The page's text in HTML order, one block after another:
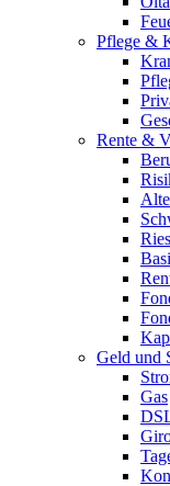
Pflege &
Rente &
Geld und
Gas